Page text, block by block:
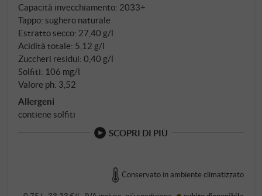
la tensione interna. L'affinamento in grandi botti di
legno permette al frutto di brillare, mentre si
sviluppano sottili note balsamiche e terrose. Il finale è
lungo, limpido ed elegante, con una sottile vena
minerale. Un Barbaresco che incarna la scuola
classica del Piemonte – nobile, longevo e con una
profondità che continuerà a svilupparsi per diversi
anni. Ottimo rapporto qualità-prezzo.
Capacità invecchiamento: 2033+
Tappo: sughero naturale
Estratto secco: 27,40 g/l
Acidità totale: 5,12 g/l
Zuccheri residui: 0,40 g/l
Solfiti: 106 mg/l
Valore ph: 3,52
Allergeni
contiene solfiti
SCOPRI DI PIÙ
Conservato in ambiente climatizzato